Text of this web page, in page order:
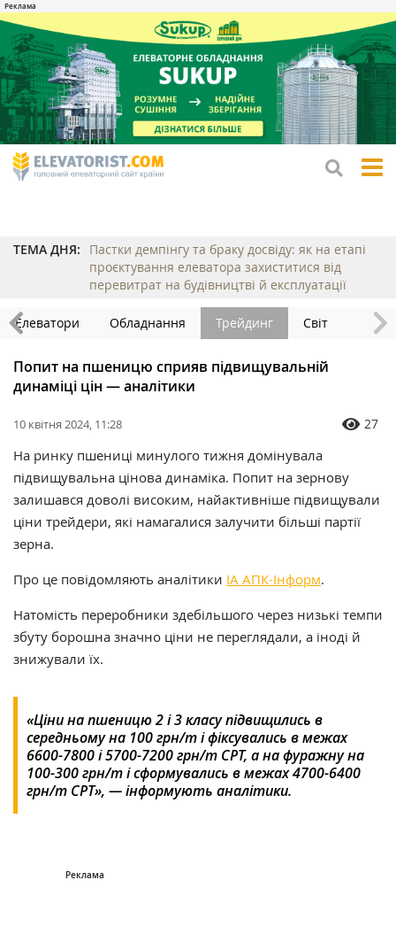
ТЕМА ДНЯ:
Пастки демпінгу та браку досвіду: як на етапі
проєктування елеватора захиститися від
перевитрат на будівництві й експлуатації
Елеватори Обладнання Трейдинг Світ
Попит на пшеницю сприяв підвищувальній
динаміці цін — аналітики
10 квітня 2024, 11:28 27
На ринку пшениці минулого тижня домінувала
підвищувальна цінова динаміка. Попит на зернову
залишався доволі високим, найактивніше підвищували
ціни трейдери, які намагалися залучити більші партії
зерна.
Про це повідомляють аналітики ІА АПК-Інформ.
Натомість переробники здебільшого через низькі темпи
збуту борошна значно ціни не переглядали, а іноді й
знижували їх.
«Ціни на пшеницю 2 і 3 класу підвищились в
середньому на 100 грн/т і фіксувались в межах
6600-7800 і 5700-7200 грн/т СРТ, а на фуражну на
100-300 грн/т і сформувались в межах 4700-6400
грн/т СРТ», — інформують аналітики.